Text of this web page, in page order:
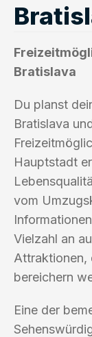
Bratislava
Du planst
Bratislava
Hauptstadt
vom
Vielzahl an
Attraktionen,
bereichern
Eine der